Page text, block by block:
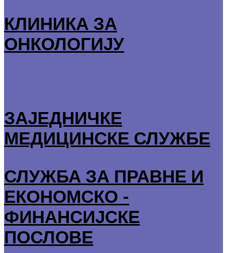
КЛИНИКА ЗА
ОНКОЛОГИЈУ
ЗАЈЕДНИЧКЕ
МЕДИЦИНСКЕ СЛУЖБЕ
СЛУЖБА ЗА ПРАВНЕ И
ЕКОНОМСКО -
ФИНАНСИЈСКЕ
ПОСЛОВЕ